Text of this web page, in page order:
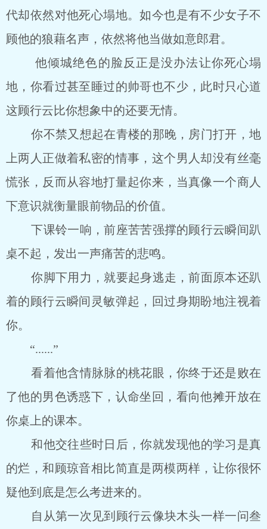
代却依然对他死心塌地。如今也是有不少女子不
顾他的狼藉名声，依然将他当做如意郎君。
他倾城绝色的脸反正是没办法让你死心塌
地，你看过甚至睡过的帅哥也不少，此时只心道
这顾行云比你想象中的还要无情。
你不禁又想起在青楼的那晚，房门打开，地
上两人正做着私密的情事，这个男人却没有丝毫
慌张，反而从容地打量起你来，当真像一个商人
下意识就衡量眼前物品的价值。
下课铃一响，前座苦苦强撑的顾行云瞬间趴
桌不起，发出一声痛苦的悲鸣。
你脚下用力，就要起身逃走，前面原本还趴
着的顾行云瞬间灵敏弹起，回过身期盼地注视着
你。
“......”
看着他含情脉脉的桃花眼，你终于还是败在
了他的男色诱惑下，认命坐回，看向他摊开放在
你桌上的课本。
和他交往些时日后，你就发现他的学习是真
的烂，和顾琼音相比简直是两模两样，让你很怀
疑他到底是怎么考进来的。
自从第一次见到顾行云像块木头一样一问叁